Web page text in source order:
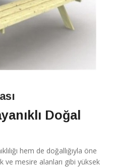
Doğal
hem de doğallığıyla öne
ve mesire alanları gibi yüksek